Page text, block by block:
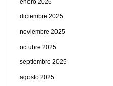
enero 2026
diciembre 2025
noviembre 2025
octubre 2025
septiembre 2025
agosto 2025